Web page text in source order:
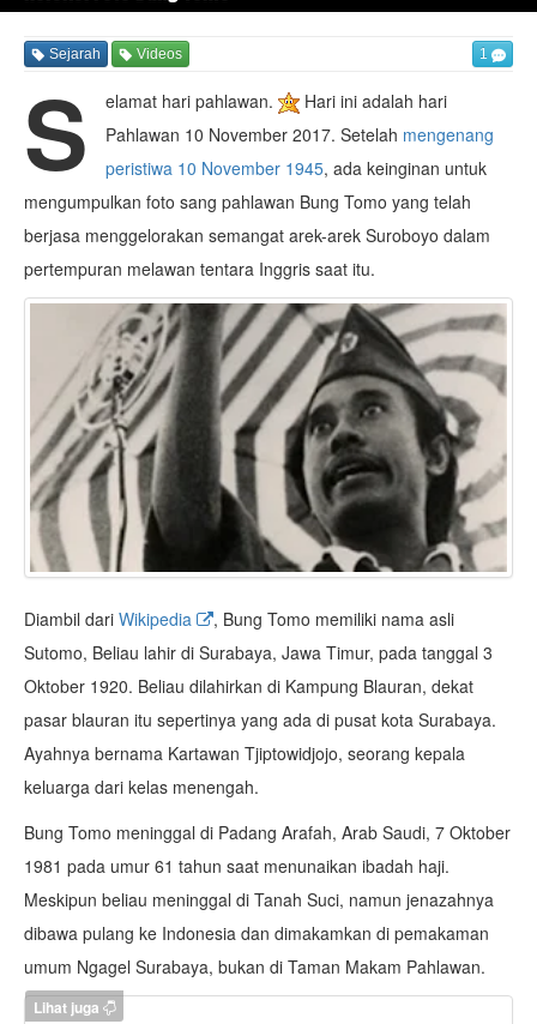
Sejarah Videos 1
S elamat hari pahlawan.
Hari ini adalah hari
Pahlawan 10 November 2017. Setelah mengenang
peristiwa 10 November 1945, ada keinginan untuk
mengumpulkan foto sang pahlawan Bung Tomo yang telah
berjasa menggelorakan semangat arek-arek Suroboyo dalam
pertempuran melawan tentara Inggris saat itu.
Diambil dari Wikipedia
, Bung Tomo memiliki nama asli
Sutomo, Beliau lahir di Surabaya, Jawa Timur, pada tanggal 3
Oktober 1920. Beliau dilahirkan di Kampung Blauran, dekat
pasar blauran itu sepertinya yang ada di pusat kota Surabaya.
Ayahnya bernama Kartawan Tjiptowidjojo, seorang kepala
keluarga dari kelas menengah.
Bung Tomo meninggal di Padang Arafah, Arab Saudi, 7 Oktober
1981 pada umur 61 tahun saat menunaikan ibadah haji.
Meskipun beliau meninggal di Tanah Suci, namun jenazahnya
dibawa pulang ke Indonesia dan dimakamkan di pemakaman
umum Ngagel Surabaya, bukan di Taman Makam Pahlawan.
Lihat juga